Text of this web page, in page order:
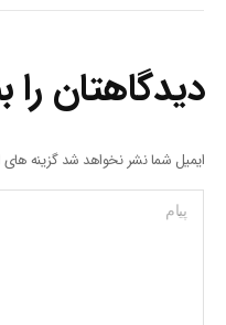
دیدگاهتان را
ایمیل شما نشر نخواهد شد گزینه
پیام